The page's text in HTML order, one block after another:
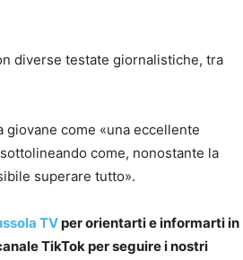
diverse testate giornalistiche, tra
come «una eccellente
come, nonostante la
superare tutto».
TVper orientarti e informarti in
TikTok per seguire i nostri